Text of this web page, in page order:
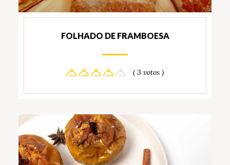
FOLHADO DE FRAMBOESA
( 3 votos )